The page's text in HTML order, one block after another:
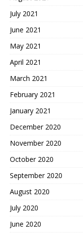
July 2021
June 2021
May 2021
April 2021
March 2021
February 2021
January 2021
December 2020
November 2020
October 2020
September 2020
August 2020
July 2020
June 2020